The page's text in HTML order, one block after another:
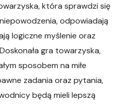
która sprawdzi się
odpowiadają
logiczne myślenie oraz
gra towarzyska,
sposobem na miłe
zadania oraz pytania,
będą mieli lepszą